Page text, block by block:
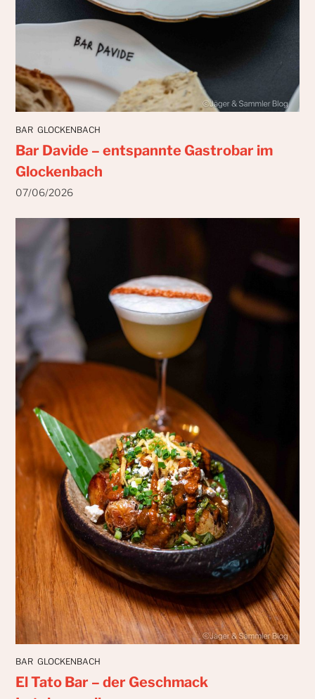
BAR GLOCKENBACH
Bar Davide – entspannte Gastrobar im
Glockenbach
07/06/2026
BAR GLOCKENBACH
El Tato Bar – der Geschmack